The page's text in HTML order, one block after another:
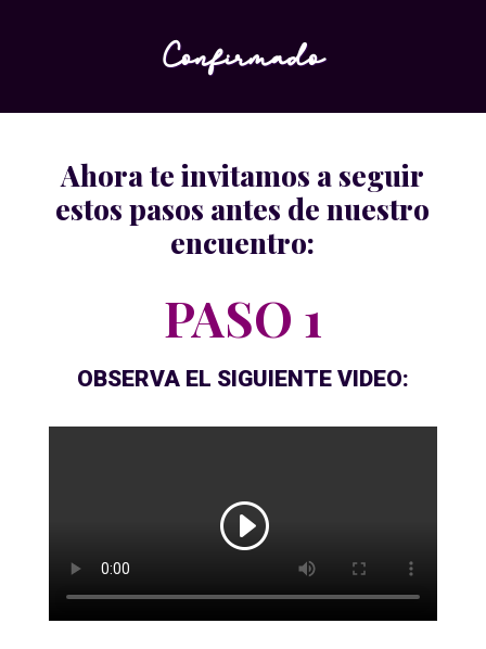
Confirmado
Ahora te invitamos a seguir
estos pasos antes de nuestro
encuentro:
PASO 1
OBSERVA EL SIGUIENTE VIDEO: